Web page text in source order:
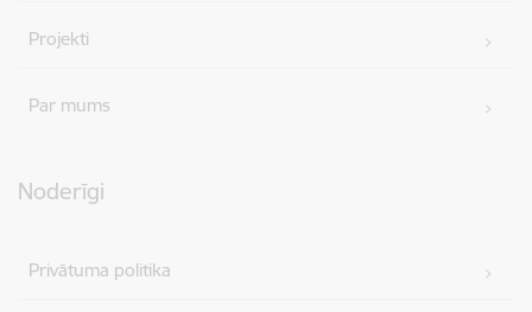
Projekti
Par mums
Noderīgi
Privātuma politika